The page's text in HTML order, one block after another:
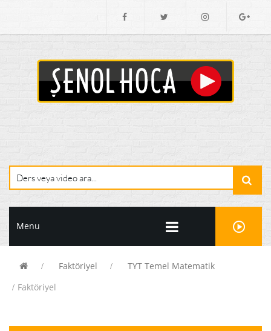
Menu
Faktöriyel
TYT Temel Matematik
Faktöriyel